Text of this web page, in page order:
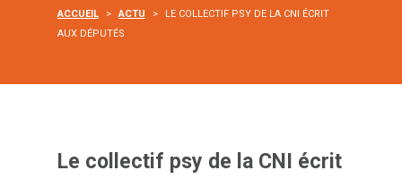
ACCUEIL > ACTU >
LE COLLECTIF PSY DE LA CNI ÉCRIT
AUX DÉPUTÉS
Le collectif psy de la CNI écrit